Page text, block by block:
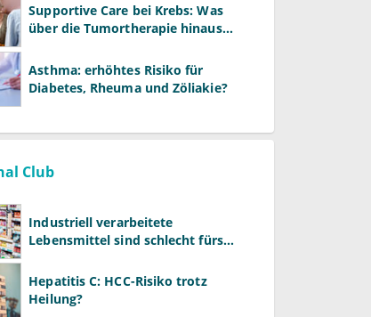
Supportive Care bei Krebs: Was
über die Tumortherapie hinaus
Asthma: erhöhtes Risiko für
Diabetes, Rheuma und Zöliakie?
Club
Industriell verarbeitete
Lebensmittel sind schlecht fürs
Hepatitis C: HCC-Risiko trotz
Heilung?